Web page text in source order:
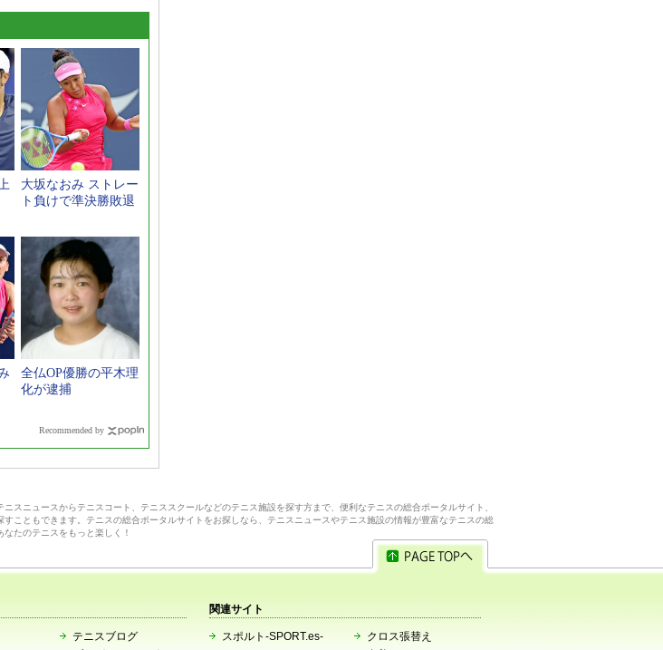
大坂なおみ ストレー
ト負けで準決勝敗退
全仏OP優勝の平木理
化が逮捕
Recommended by
スニュースからテニスコート、テニススクールなどのテニス施設を探す方まで、便利なテニスの総合ポータルサイト、
こともできます。テニスの総合ポータルサイトをお探しなら、テニスニュースやテニス施設の情報が豊富なテニスの総
たのテニスをもっと楽しく！
テニスブログ
関連サイト
スポルト-SPORT.es-
クロス張替え